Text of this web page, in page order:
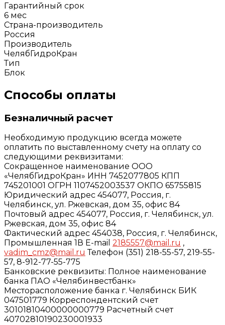
Гарантийный срок
6 мес
Страна-производитель
Россия
Производитель
ЧелябГидроКран
Тип
Блок
Способы оплаты
Безналичный расчет
Необходимую продукцию всегда можете
оплатить по выставленному счету на оплату со
следующими реквизитами:
Сокращенное наименование ООО
«ЧелябГидроКран» ИНН 7452077805 КПП
745201001 ОГРН 1107452003537 ОКПО 65755815
Юридический адрес 454077, Россия, г.
Челябинск, ул. Ржевская, дом 35, офис 84
Почтовый адрес 454077, Россия, г. Челябинск, ул.
Ржевская, дом 35, офис 84
Фактический адрес 454038, Россия, г. Челябинск,
Промышленная 1В E-mail 2185557@mail.ru ,
vadim_cmz@mail.ru Телефон (351) 218-55-57, 219-55-
57, 8-912-77-55-775
Банковские реквизиты: Полное наименование
банка ПАО «Челябинвестбанк»
Месторасположение банка г. Челябинск БИК
047501779 Корреспондентский счет
30101810400000000779 Расчетный счет
40702810190230001933